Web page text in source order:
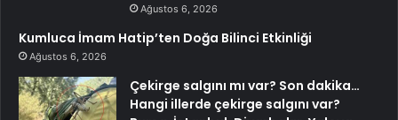
Ağustos 6, 2026
Kumluca İmam Hatip’ten Doğa Bilinci Etkinliği
Ağustos 6, 2026
Çekirge salgını mı var? Son dakika…
Hangi illerde çekirge salgını var?